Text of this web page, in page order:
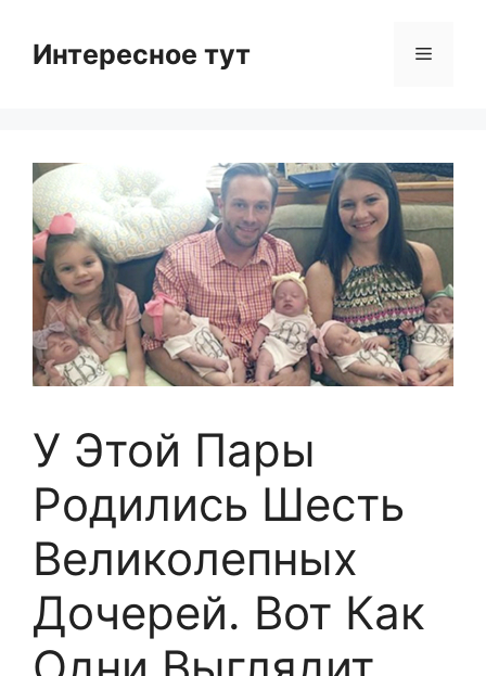
contentИнтересное тут Menu
У Этой Пары
Родились Шесть
Великолепных
Дочерей. Вот Как